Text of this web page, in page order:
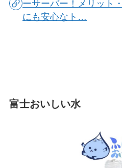
ーサーバー！メリット
にも安心なト…
富士おいしい水